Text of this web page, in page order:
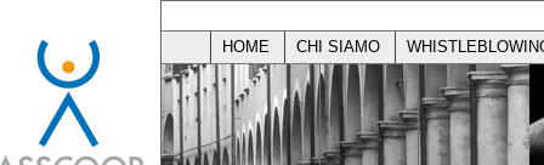
HOME CHI SIAMO